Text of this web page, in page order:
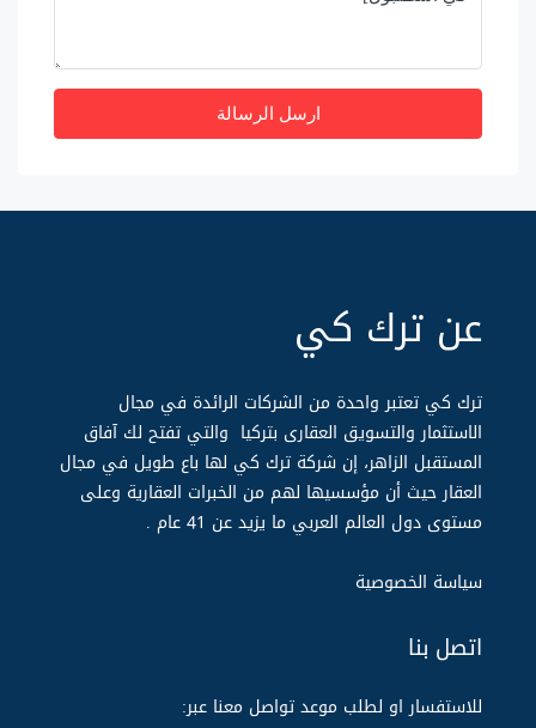
ارسل الرسالة
عن ترك كي
ترك كي تعتبر واحدة من الشركات الرائدة في مجال
الاستثمار والتسويق العقارى بتركيا والتي تفتح لك آفاق
المستقبل الزاهر، إن شركة ترك كي لها باع طويل في مجال
العقار حيث أن مؤسسيها لهم من الخبرات العقارية وعلى
مستوى دول العالم العربي ما يزيد عن 14 عام .
سياسة الخصوصية
اتصل بنا
للاستفسار او لطلب موعد تواصل معنا عبر: